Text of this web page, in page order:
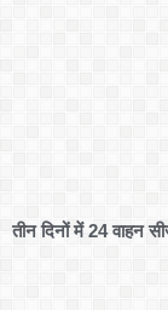
तीन दिनों में 24 वाहन